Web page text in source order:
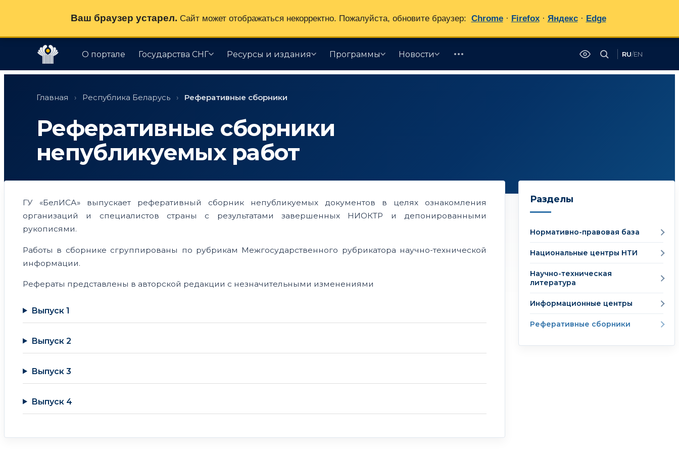
О портале Государства СНГ Ресурсы и издания Программы Новости RU/EN
Главная › Республика Беларусь › Реферативные сборники
Реферативные сборники
непубликуемых работ
ГУ «БелИСА» выпускает реферативный сборник непубликуемых документов в целях ознакомления
организаций и специалистов страны с результатами завершенных НИОКТР и депонированными
рукописями.
Работы в сборнике сгруппированы по рубрикам Межгосударственного рубрикатора научно-технической
информации.
Рефераты представлены в авторской редакции с незначительными изменениями
Выпуск 1
Выпуск 2
Выпуск 3
Выпуск 4
Разделы
Нормативно-правовая база
Национальные центры НТИ
Научно-техническая
литература
Информационные центры
Реферативные сборники
Ваш браузер устарел. Сайт может отображаться некорректно. Пожалуйста, обновите браузер: Chrome · Firefox · Яндекс · Edge